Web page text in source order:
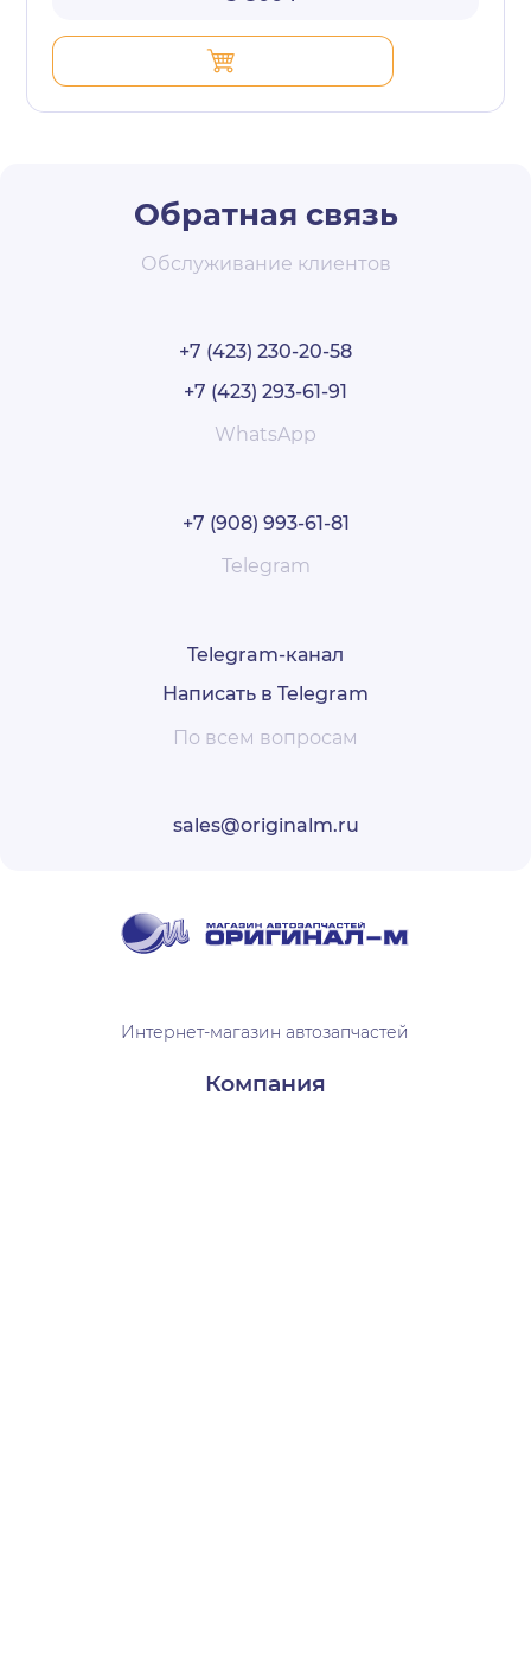
Обратная связь
Обслуживание клиентов
+7 (423) 230-20-58
+7 (423) 293-61-91
WhatsApp
+7 (908) 993-61-81
Telegram
Telegram-канал
Написать в Telegram
По всем вопросам
sales@originalm.ru
Интернет-магазин автозапчастей
Компания